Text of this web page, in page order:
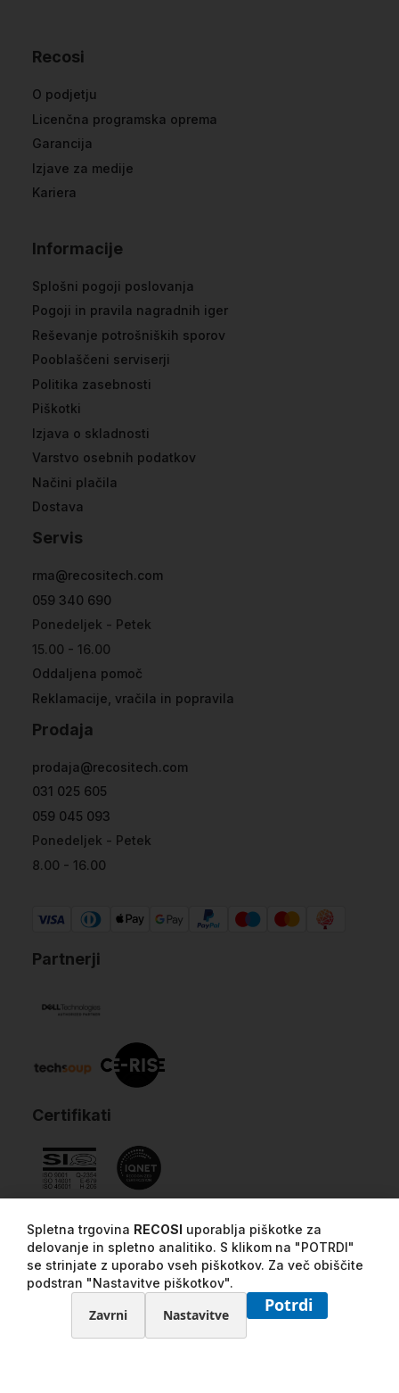
Recosi
O podjetju
Licenčna programska oprema
Garancija
Izjave za medije
Kariera
Informacije
Splošni pogoji poslovanja
Pogoji in pravila nagradnih iger
Reševanje potrošniških sporov
Pooblaščeni serviserji
Politika zasebnosti
Piškotki
Izjava o skladnosti
Varstvo osebnih podatkov
Načini plačila
Dostava
Servis
rma@recositech.com
059 340 690
Ponedeljek - Petek
15.00 - 16.00
Oddaljena pomoč
Reklamacije, vračila in popravila
Prodaja
prodaja@recositech.com
031 025 605
059 045 093
Ponedeljek - Petek
8.00 - 16.00
Partnerji
Certifikati
Spletna trgovina RECOSI uporablja piškotke za
delovanje in spletno analitiko. S klikom na "POTRDI"
se strinjate z uporabo vseh piškotkov. Za več obiščite
podstran "Nastavitve piškotkov".
Zavrni Nastavitve Potrdi